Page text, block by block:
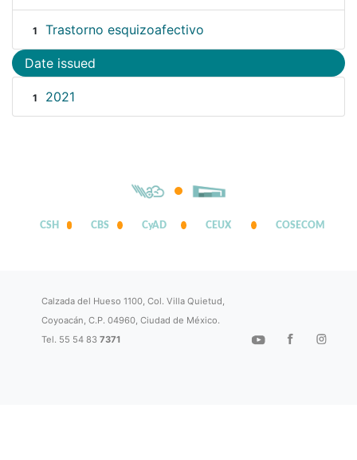
1 Trastorno esquizoafectivo
Date issued
1 2021
CSH CBS CyAD CEUX COSECOM
Calzada del Hueso 1100, Col. Villa Quietud,
Coyoacán, C.P. 04960, Ciudad de México.
Tel. 55 54 837371